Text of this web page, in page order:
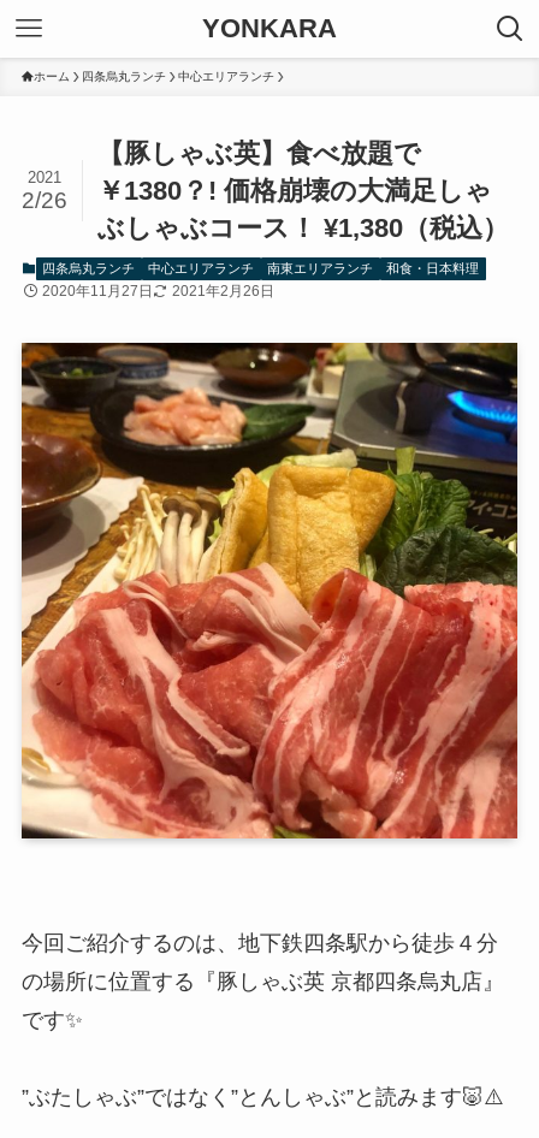
YONKARA
ホーム 四条烏丸ランチ 中心エリアランチ
【豚しゃぶ英】食べ放題で
￥1380？! 価格崩壊の大満足しゃ
ぶしゃぶコース！ ¥1,380（税込）
2021
2/26
四条烏丸ランチ 中心エリアランチ 南東エリアランチ 和食・日本料理
2020年11月27日 2021年2月26日
今回ご紹介するのは、地下鉄四条駅から徒歩４分
の場所に位置する『豚しゃぶ英 京都四条烏丸店』
です✨
”ぶたしゃぶ”ではなく”とんしゃぶ”と読みます🐷⚠️